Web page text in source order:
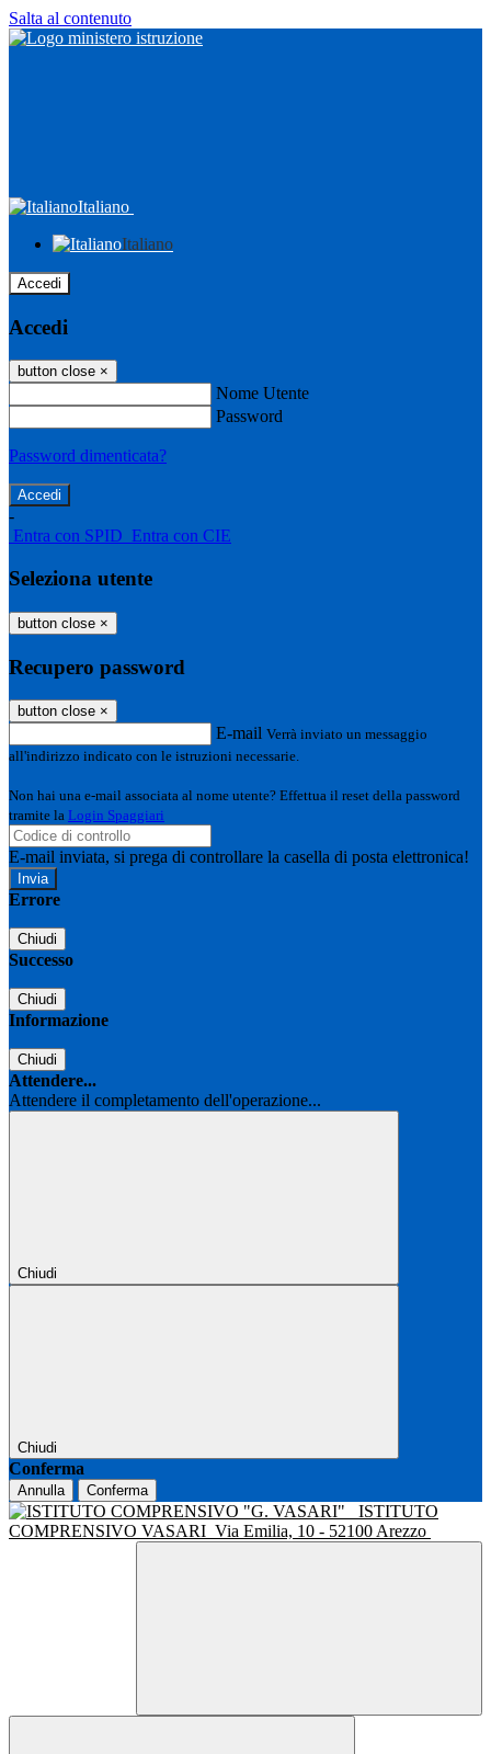
Salta al contenuto
Italiano
Italiano
Accedi
Accedi
button close ×
Nome Utente
Password
Password dimenticata?
-
Entra con SPID Entra con CIE
Seleziona utente
button close ×
Recupero password
button close ×
E-mail Verrà inviato un messaggio
all'indirizzo indicato con le istruzioni necessarie.
Non hai una e-mail associata al nome utente? Effettua il reset della password
tramite la Login Spaggiari
E-mail inviata, si prega di controllare la casella di posta elettronica!
Errore
Chiudi
Successo
Chiudi
Informazione
Chiudi
Attendere...
Attendere il completamento dell'operazione...
Chiudi
Chiudi
Conferma
Annulla Conferma
ISTITUTO
COMPRENSIVO VASARI Via Emilia, 10 - 52100 Arezzo